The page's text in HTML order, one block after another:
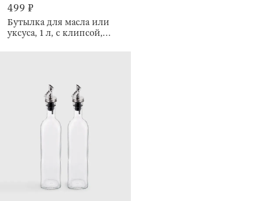
499 ₽
Бутылка для масла или
уксуса, 1 л, с клипсой,